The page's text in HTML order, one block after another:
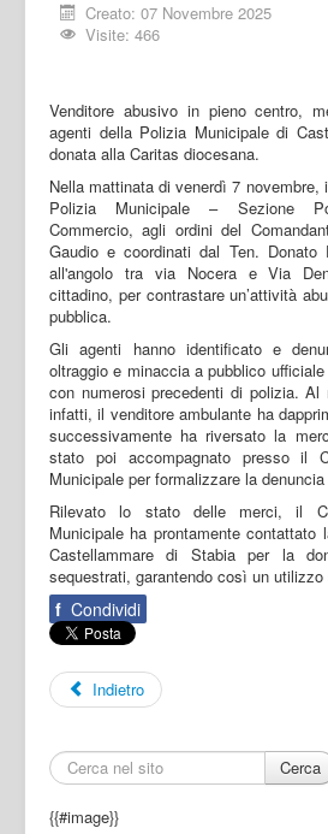
Creato: 07 Novembre 2025
Visite: 466
Venditore abusivo in pieno centro,
agenti della Polizia Municipale di
donata alla Caritas diocesana.
Nella mattinata di venerdì 7 novembre,
Polizia Municipale – Sezione
Commercio, agli ordini del
Gaudio e coordinati dal Ten. Donato
all'angolo tra via Nocera e Via
cittadino, per contrastare un’attività
pubblica.
Gli agenti hanno identificato e
oltraggio e minaccia a pubblico
con numerosi precedenti di polizia. Al
infatti, il venditore ambulante ha
successivamente ha riversato la
stato poi accompagnato presso il
Municipale per formalizzare la
Rilevato lo stato delle merci, il
Municipale ha prontamente contattato
Castellammare di Stabia per la
sequestrati, garantendo così un
f Condividi
Indietro
Cerca
{{#image}}